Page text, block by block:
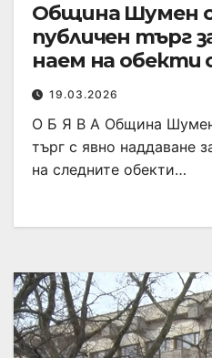
Община Шумен
публичен търг
наем на обекти
собственост
19.03.2026
О Б Я В А Община Шумен
търг с явно наддаване
на следните обекти…